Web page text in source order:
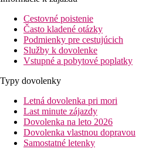
Cestovné poistenie
Často kladené otázky
Podmienky pre cestujúcich
Služby k dovolenke
Vstupné a pobytové poplatky
Typy dovolenky
Letná dovolenka pri mori
Last minute zájazdy
Dovolenka na leto 2026
Dovolenka vlastnou dopravou
Samostatné letenky